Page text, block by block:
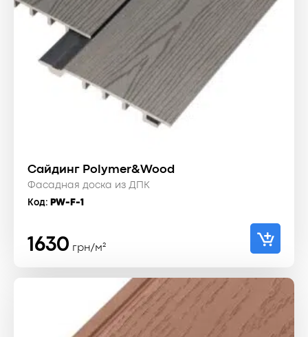
Сайдинг Polymer&Wood
Фасадная доска из ДПК
Код: PW-F-1
1630 грн/м²